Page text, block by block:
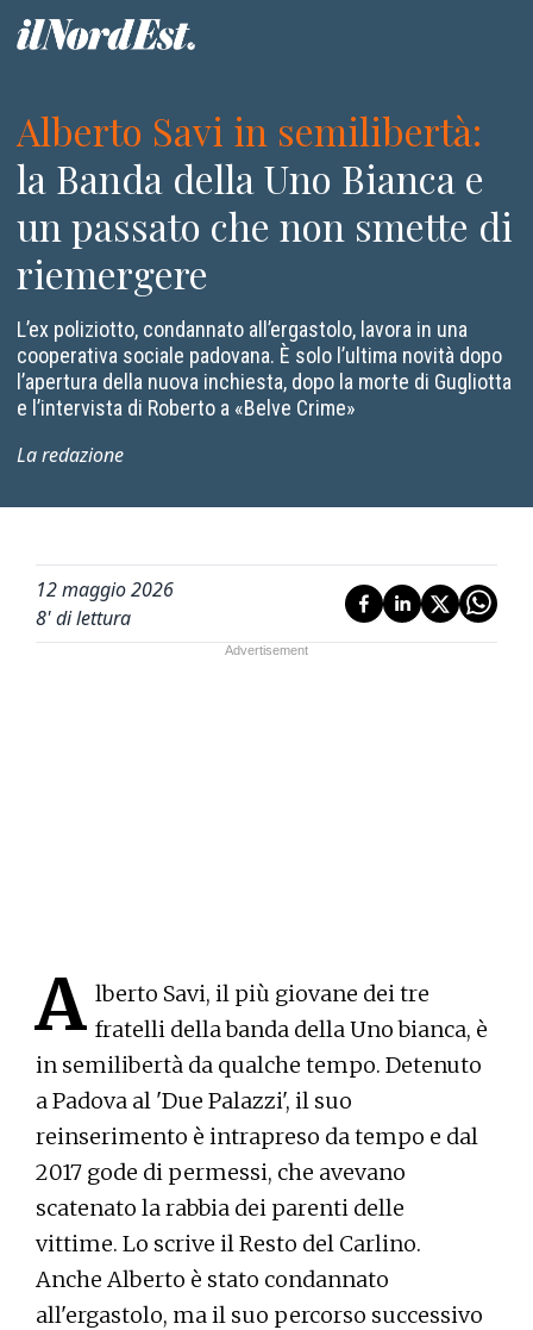
Alberto Savi in semilibertà:
la Banda della Uno Bianca e
un passato che non smette di
riemergere
L’ex poliziotto, condannato all’ergastolo, lavora in una
cooperativa sociale padovana. È solo l’ultima novità dopo
l’apertura della nuova inchiesta, dopo la morte di Gugliotta
e l’intervista di Roberto a «Belve Crime»
La redazione
12 maggio 2026
8' di lettura
A lberto Savi, il più giovane dei tre
fratelli della banda della Uno bianca, è
in semilibertà da qualche tempo. Detenuto
a Padova al 'Due Palazzi', il suo
reinserimento è intrapreso da tempo e dal
2017 gode di permessi, che avevano
scatenato la rabbia dei parenti delle
vittime. Lo scrive il Resto del Carlino.
Anche Alberto è stato condannato
all'ergastolo, ma il suo percorso successivo